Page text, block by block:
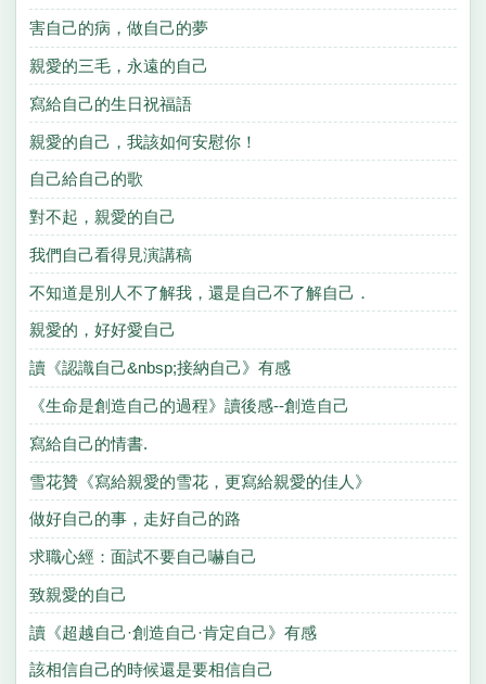
害自己的病，做自己的夢
親愛的三毛，永遠的自己
寫給自己的生日祝福語
親愛的自己，我該如何安慰你！
自己給自己的歌
對不起，親愛的自己
我們自己看得見演講稿
不知道是別人不了解我，還是自己不了解自己．
親愛的，好好愛自己
讀《認識自己&nbsp;接納自己》有感
《生命是創造自己的過程》讀後感--創造自己
寫給自己的情書.
雪花贊《寫給親愛的雪花，更寫給親愛的佳人》
做好自己的事，走好自己的路
求職心經：面試不要自己嚇自己
致親愛的自己
讀《超越自己·創造自己·肯定自己》有感
該相信自己的時候還是要相信自己